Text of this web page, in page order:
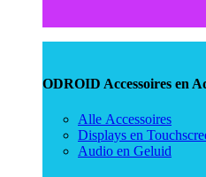
ODROID Accessoires en
Alle Accessoires
Displays en
Audio en Geluid